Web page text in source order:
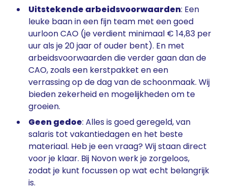
Uitstekende arbeidsvoorwaarden: Een
leuke baan in een fijn team met een goed
uurloon CAO (je verdient minimaal € 14,83 per
uur als je 20 jaar of ouder bent). En met
arbeidsvoorwaarden die verder gaan dan de
CAO, zoals een kerstpakket en een
verrassing op de dag van de schoonmaak. Wij
bieden zekerheid en mogelijkheden om te
groeien.
Geen gedoe: Alles is goed geregeld, van
salaris tot vakantiedagen en het beste
materiaal. Heb je een vraag? Wij staan direct
voor je klaar. Bij Novon werk je zorgeloos,
zodat je kunt focussen op wat echt belangrijk
is.